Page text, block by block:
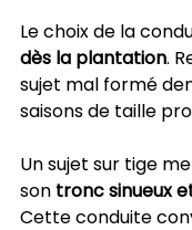
Le choix de la
dès la plantation.
sujet mal formé
saisons de taille
Un sujet sur tige
son tronc sinueux
Cette conduite